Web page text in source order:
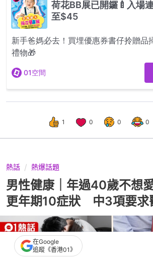
1 0 0 0
熱話 熱爆話題
男性健康｜年過40歲不想
更年期10症狀 中3項要求
在Google
追蹤《香港01》